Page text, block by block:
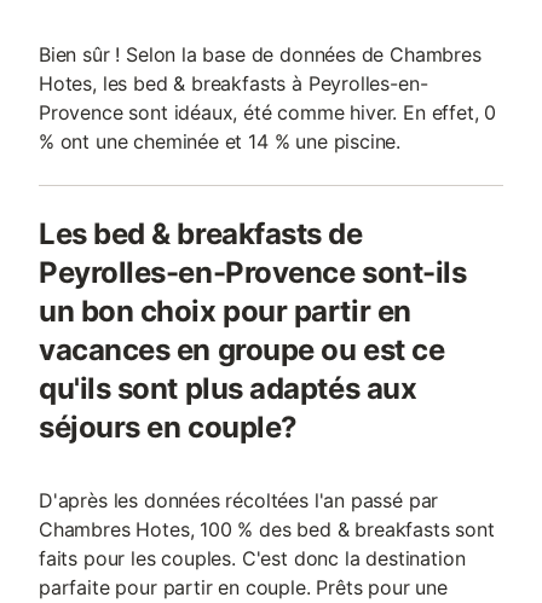
Bien sûr ! Selon la base de données de Chambres
Hotes, les bed & breakfasts à Peyrolles-en-
Provence sont idéaux, été comme hiver. En effet, 0
% ont une cheminée et 14 % une piscine.
Les bed & breakfasts de
Peyrolles-en-Provence sont-ils
un bon choix pour partir en
vacances en groupe ou est ce
qu'ils sont plus adaptés aux
séjours en couple?
D'après les données récoltées l'an passé par
Chambres Hotes, 100 % des bed & breakfasts sont
faits pour les couples. C'est donc la destination
parfaite pour partir en couple. Prêts pour une